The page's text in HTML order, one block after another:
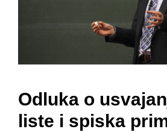
Odluka o
liste i spiska